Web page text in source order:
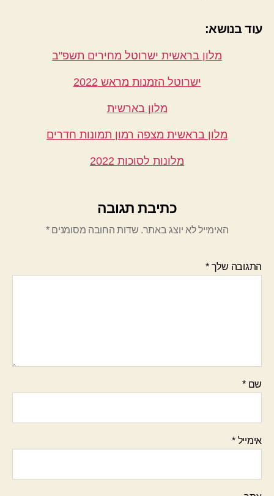
עוד בנושא:
מלון בראשית ישרוטל מחירים תשפ"ב
ישרוטל הזמנות מראש 2022
מלון בארשית
מלון בראשית מצפה רמון תמונות חדרים
מלונות לסוכות 2022
כתיבת תגובה
האימייל לא יוצג באתר. שדות החובה מסומנים*
התגובה שלך*
שם*
אימייל*